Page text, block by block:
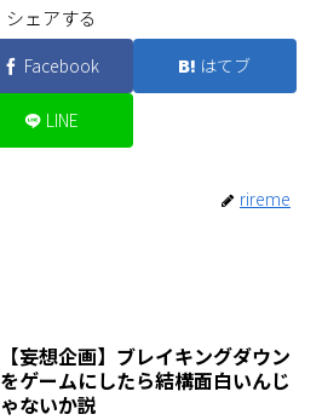
シェアする
Facebook はてブ
LINE
rireme
【妄想企画】ブレイキングダウン
をゲームにしたら結構面白いんじ
ゃないか説